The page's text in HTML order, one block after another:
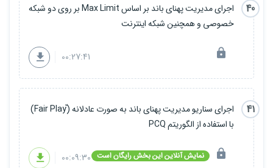
40
اجرای مدیریت پهنای باند بر اساس Max Limit بر روی دو شبکه
خصوصی و همچنین شبکه اینترنت
00:27:41
41
اجرای سناریو مدیریت پهنای باند به صورت عادلانه (ّFair Play)
با استفاده از الگوریتم PCQ
نمایش آنلاین این بخش رایگان است 00:09:30